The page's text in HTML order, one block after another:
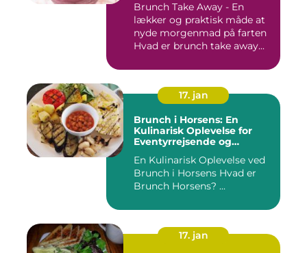
Brunch Take Away - En
lækker og praktisk måde at
nyde morgenmad på farten
Hvad er brunch take away...
17. jan
Brunch i Horsens: En
Kulinarisk Oplevelse for
Eventyrrejsende og
En Kulinarisk Oplevelse ved
Brunch i Horsens Hvad er
Brunch Horsens? ...
17. jan